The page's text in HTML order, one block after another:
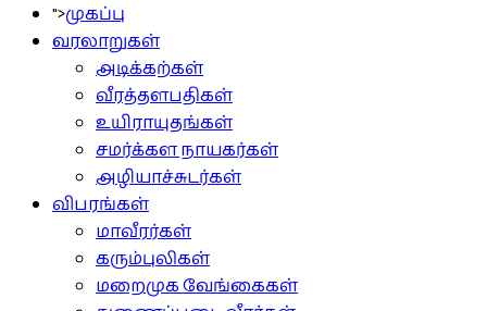
">முகப்பு
வரலாறுகள்
அடிக்கற்கள்
வீரத்தளபதிகள்
உயிராயுதங்கள்
சமர்க்கள நாயகர்கள்
அழியாச்சுடர்கள்
விபரங்கள்
மாவீரர்கள்
கரும்புலிகள்
மறைமுக வேங்கைகள்